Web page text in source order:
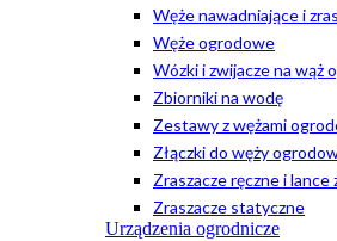
Węże nawadniające i
Węże ogrodowe
Wózki i zwijacze na wąż
Zbiorniki na wodę
Zestawy z wężami
Złączki do węży
Zraszacze ręczne i lance
Zraszacze statyczne
Urządzenia ogrodnicze